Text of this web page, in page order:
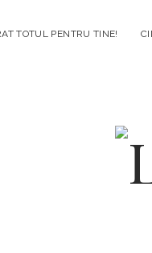
TOTUL PENTRU TINE!